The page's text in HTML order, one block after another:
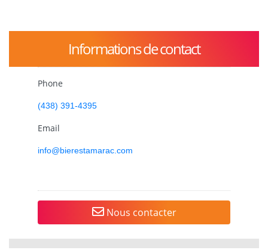
Informations de contact
Phone
(438) 391-4395
Email
info@bierestamarac.com
Nous contacter